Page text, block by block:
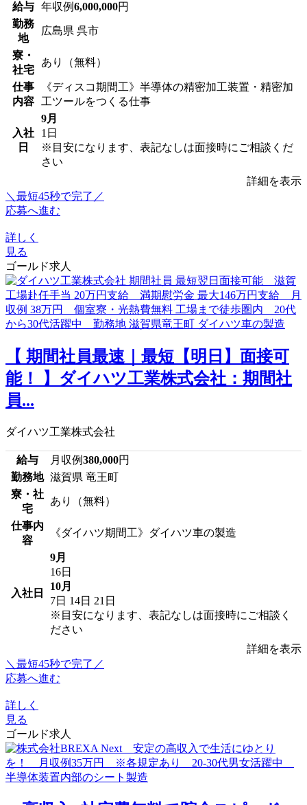
給与 年収例6,000,000円
勤務
地
広島県 呉市
寮・
社宅
あり（無料）
仕事
内容
《ディスコ期間工》半導体の精密加工装置・精密加
工ツールをつくる仕事
入社
日
9月
1日
※目安になります、表記なしは面接時にご相談くだ
さい
詳細を表示
＼最短45秒で完了／
応募へ進む
詳しく
見る
ゴールド求人
【 期間社員最速｜最短【明日】面接可
能！ 】ダイハツ工業株式会社：期間社
員...
ダイハツ工業株式会社
給与 月収例380,000円
勤務地 滋賀県 竜王町
寮・社
宅
あり（無料）
仕事内
容
《ダイハツ期間工》ダイハツ車の製造
入社日
9月
16日
10月
7日 14日 21日
※目安になります、表記なしは面接時にご相談く
ださい
詳細を表示
＼最短45秒で完了／
応募へ進む
詳しく
見る
ゴールド求人